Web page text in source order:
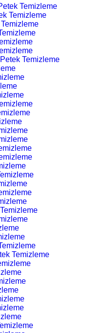
Temizleme
Temizleme
Temizleme
Temizleme